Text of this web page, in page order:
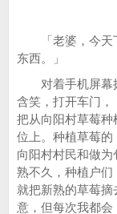
第
「老婆，今天下
东西。」
对着手机屏幕摁
含笑，打开车门，
把从向阳村草莓
位上。种植草莓的
向阳村村民和做
熟不久，种植户们
就把新熟的草莓
意，但每次我都会